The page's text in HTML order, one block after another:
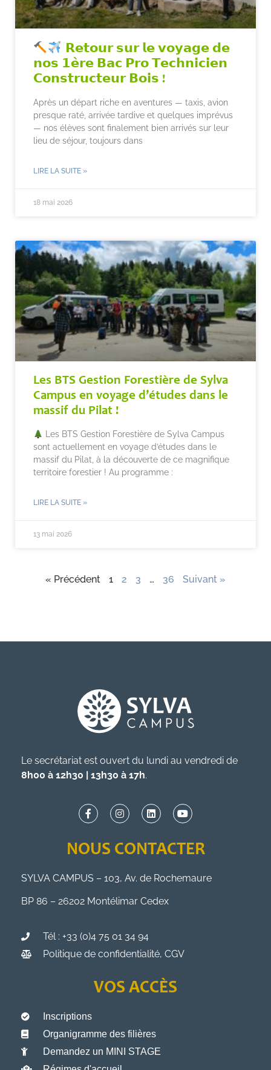
𝗥𝗲𝘁𝗼𝘂𝗿 𝘀𝘂𝗿 𝗹𝗲 𝘃𝗼𝘆𝗮𝗴𝗲 𝗱𝗲
𝗻𝗼𝘀 𝟭𝗲̀𝗿𝗲 𝗕𝗮𝗰 𝗣𝗿𝗼 𝗧𝗲𝗰𝗵𝗻𝗶𝗰𝗶𝗲𝗻
𝗖𝗼𝗻𝘀𝘁𝗿𝘂𝗰𝘁𝗲𝘂𝗿 𝗕𝗼𝗶𝘀 !
Après un départ riche en aventures — taxis, avion
presque raté, arrivée tardive et quelques imprévus
— nos élèves sont finalement bien arrivés sur leur
lieu de séjour, toujours dans
LIRE LA SUITE »
18 mai 2026
Les BTS Gestion Forestière de Sylva
Campus en voyage d’études dans le
massif du Pilat !
Les BTS Gestion Forestière de Sylva Campus
sont actuellement en voyage d’études dans le
massif du Pilat, à la découverte de ce magnifique
territoire forestier ! Au programme :
LIRE LA SUITE »
13 mai 2026
« Précédent 1 2 3 … 36 Suivant »
Le secrétariat est ouvert du lundi au vendredi de
8h00 à 12h30 | 13h30 à 17h.
NOUS CONTACTER
SYLVA CAMPUS – 103, Av. de Rochemaure
BP 86 – 26202 Montélimar Cedex
Tél : +33 (0)4 75 01 34 94
Politique de confidentialité, CGV
VOS ACCÈS
Inscriptions
Organigramme des filières
Demandez un MINI STAGE